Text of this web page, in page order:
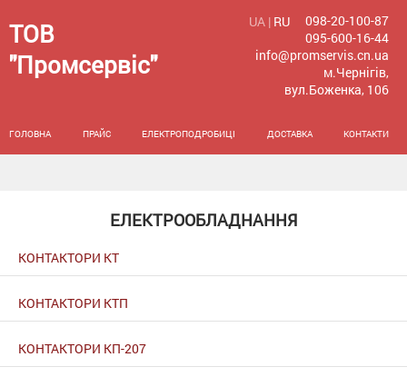
ТОВ
"Промсервіс"
UA | RU
098-20-100-87
095-600-16-44
info@promservis.cn.ua
м.Чернігів,
вул.Боженка, 106
ГОЛОВНА ПРАЙС ЕЛЕКТРОПОДРОБИЦІ ДОСТАВКА КОНТАКТИ
ЕЛЕКТРООБЛАДНАННЯ
КОНТАКТОРИ КТ
КОНТАКТОРИ КТП
КОНТАКТОРИ КП-207